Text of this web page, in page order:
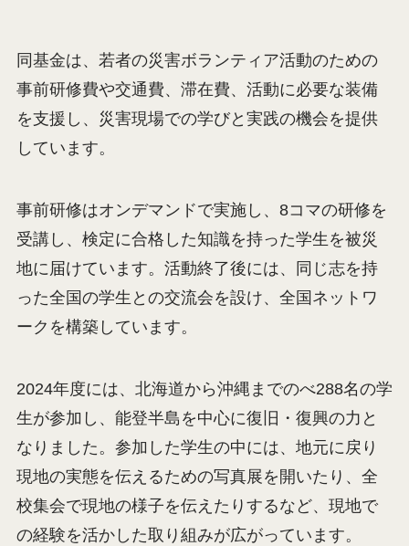
同基金は、若者の災害ボランティア活動のための
事前研修費や交通費、滞在費、活動に必要な装備
を支援し、災害現場での学びと実践の機会を提供
しています。
事前研修はオンデマンドで実施し、8コマの研修を
受講し、検定に合格した知識を持った学生を被災
地に届けています。活動終了後には、同じ志を持
った全国の学生との交流会を設け、全国ネットワ
ークを構築しています。
2024年度には、北海道から沖縄までのべ288名の学
生が参加し、能登半島を中心に復旧・復興の力と
なりました。参加した学生の中には、地元に戻り
現地の実態を伝えるための写真展を開いたり、全
校集会で現地の様子を伝えたりするなど、現地で
の経験を活かした取り組みが広がっています。